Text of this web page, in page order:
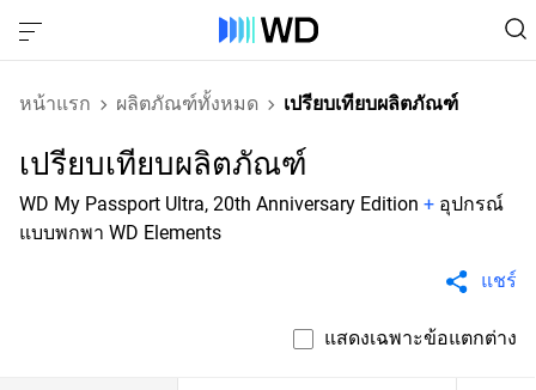
หน้าแรก ผลิตภัณฑ์ทั้งหมด เปรียบเทียบผลิตภัณฑ์
เปรียบเทียบผลิตภัณฑ์
WD My Passport Ultra, 20th Anniversary Edition + อุปกรณ์
แบบพกพา WD Elements
แชร์
แสดงเฉพาะข้อแตกต่าง